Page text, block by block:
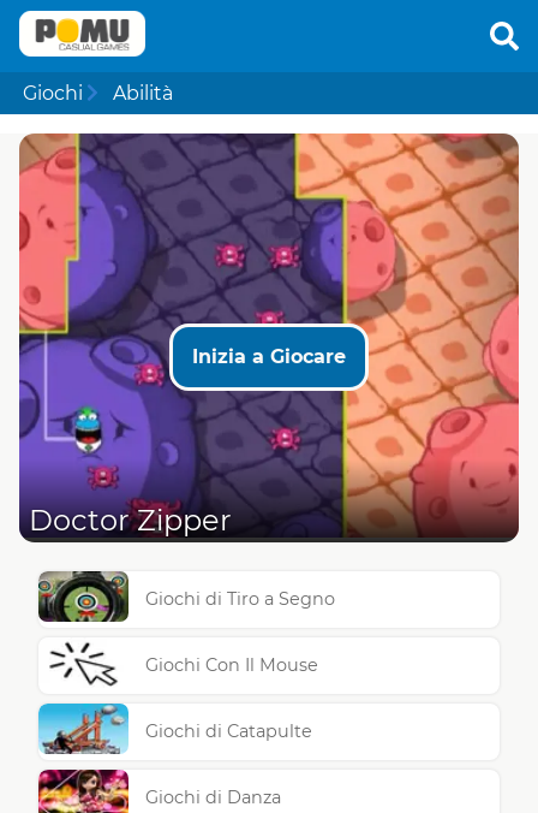
Giochi Abilità
Inizia a Giocare
Doctor Zipper
Giochi di Tiro a Segno
Giochi Con Il Mouse
Giochi di Catapulte
Giochi di Danza